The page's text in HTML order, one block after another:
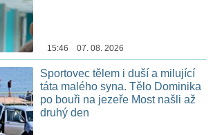
15:46 07. 08. 2026
Sportovec tělem i duší a milující
táta malého syna. Tělo Dominika
po bouři na jezeře Most našli až
druhý den